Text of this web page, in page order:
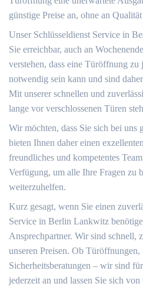
günstige Preise an, ohne an
Unser Schlüsseldienst Service in
Sie erreichbar, auch an
verstehen, dass eine Türöffnung zu
notwendig sein kann und sind
Mit unserer schnellen und
lange vor verschlossenen Türen
Wir möchten, dass Sie sich bei uns
bieten Ihnen daher einen
freundliches und kompetentes
Verfügung, um alle Ihre Fragen zu
weiterzuhelfen.
Kurz gesagt, wenn Sie einen
Service in Berlin Lankwitz
Ansprechpartner. Wir sind schnell,
unseren Preisen. Ob Türöffnungen,
Sicherheitsberatungen – wir sind
jederzeit an und lassen Sie sich